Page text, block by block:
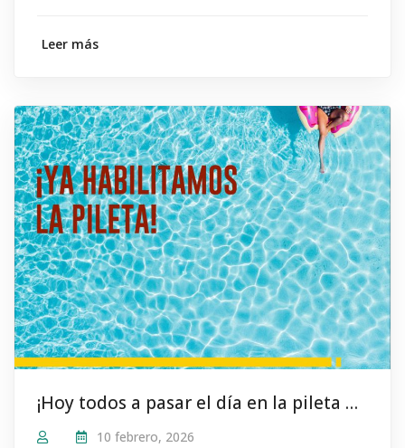
Leer más
¡Hoy todos a pasar el día en la pileta del #SindicatoDeCamioneros!
10 febrero, 2026